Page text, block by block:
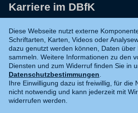
Karriere im DBfK
Datenschutz
Shop
Widerruf
Kontakt
Diese Webseite nutzt externe
Schriftarten, Karten, Videos oder
dazu genutzt werden können, Daten über
sammeln. Weitere Informationen zu den
Diensten und zum Widerruf finden Sie in
Datenschutzbestimmungen.
Ihre Einwilligung dazu ist freiwillig, für die
nicht notwendig und kann jederzeit mit
widerrufen werden.